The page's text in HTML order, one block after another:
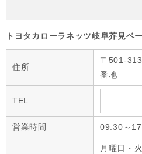
トヨタカローラネッツ岐阜芥見ベ
住所
〒501-
番地
TEL
営業時間 09:30～
月曜日・